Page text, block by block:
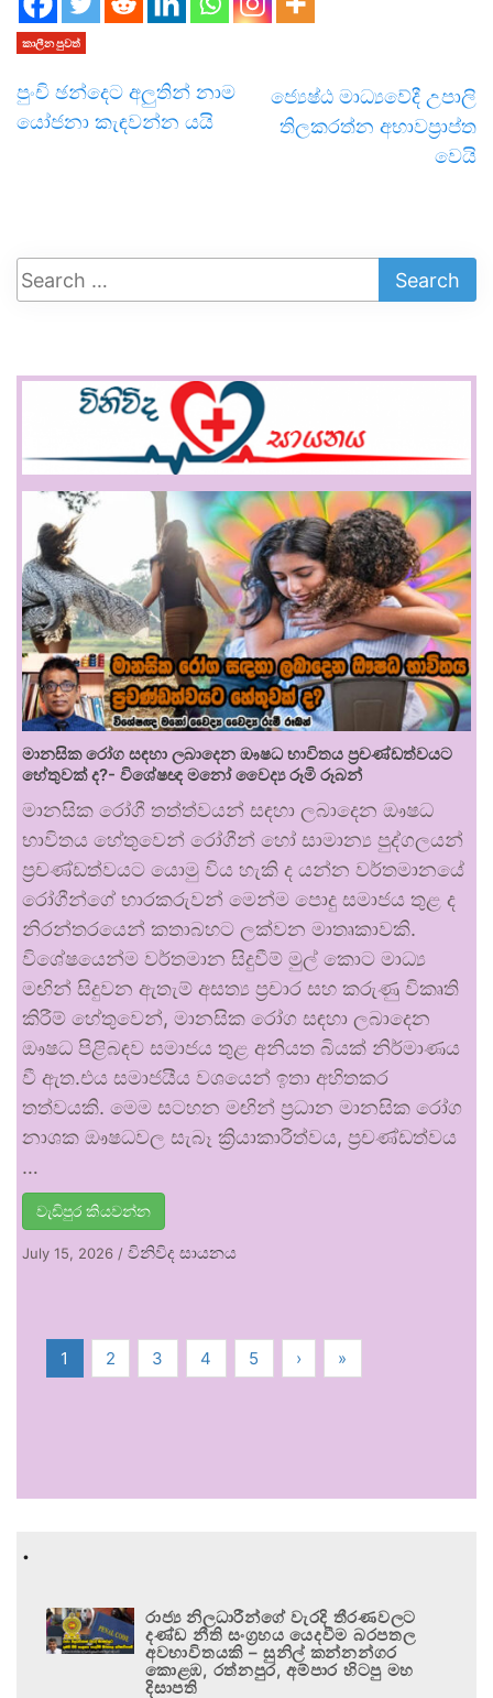
කාලීන පුවත්
පුංචි ඡන්දෙට අලුතින් නාම
යෝජනා කැඳවන්න යයි
ජ්‍යෙෂ්ඨ මාධ්‍යවේදී උපාලි
තිලකරත්න අභාවප්‍රාප්ත
වෙයි
මානසික රෝග සඳහා ලබාදෙන ඖෂධ භාවිතය ප්‍රචණ්ඩත්වයට
හේතුවක් ද?- විශේෂඥ මනෝ වෛද්‍ය රූමි රූබන්
මානසික රෝගී තත්ත්වයන් සඳහා ලබාදෙන ඖෂධ
භාවිතය හේතුවෙන් රෝගීන් හෝ සාමාන්‍ය පුද්ගලයන්
ප්‍රචණ්ඩත්වයට යොමු විය හැකි ද යන්න වර්තමානයේ
රෝගීන්ගේ භාරකරුවන් මෙන්ම පොදු සමාජය තුළ ද
නිරන්තරයෙන් කතාබහට ලක්වන මාතෘකාවකි.
විශේෂයෙන්ම වර්තමාන සිදුවීම් මුල් කොට මාධ්‍ය
මඟින් සිදුවන ඇතැම් අසත්‍ය ප්‍රචාර සහ කරුණු විකෘති
කිරීම් හේතුවෙන්, මානසික රෝග සඳහා ලබාදෙන
ඖෂධ පිළිබඳව සමාජය තුළ අනියත බියක් නිර්මාණය
වී ඇත.එය සමාජයීය වශයෙන් ඉතා අහිතකර
තත්වයකි. මෙම සටහන මඟින් ප්‍රධාන මානසික රෝග
නාශක ඖෂධවල සැබෑ ක්‍රියාකාරීත්වය, ප්‍රචණ්ඩත්වය
…
වැඩිපුර කියවන්න
July 15, 2026 / විනිවිද සායනය
1 2 3 4 5 › »
.
රාජ්‍ය නිලධාරීන්ගේ වැරදි තීරණවලට
දණ්ඩ නීති සංග්‍රහය යෙදවීම බරපතල
අවභාවිතයකි – සුනිල් කන්නන්ගර
කොළඹ, රත්නපුර, අම්පාර හිටපු මහ
දිසාපති